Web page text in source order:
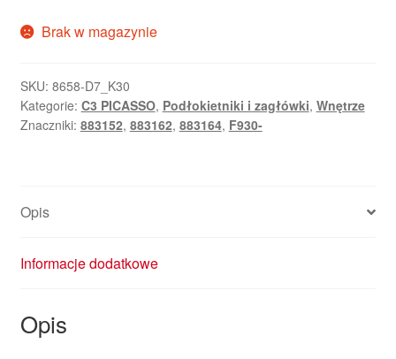
Brak w magazynie
SKU: 8658-D7_K30
Kategorie: C3 PICASSO, Podłokietniki i zagłówki, Wnętrze
Znaczniki: 883152, 883162, 883164, F930-
Opis
Informacje dodatkowe
Opis